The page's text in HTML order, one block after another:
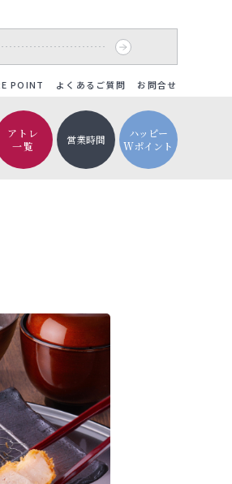
POINT よくあるご質問 お問合せ
アトレ
一覧
営業時間
ハッピー
Wポイント